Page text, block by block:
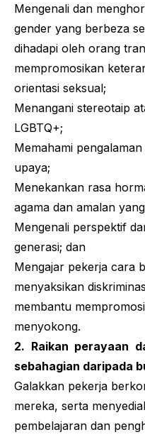
Mengenali dan
gender yang berbeza
dihadapi oleh orang
mempromosikan
orientasi seksual;
Menangani stereotaip
LGBTQ+;
Memahami
upaya;
Menekankan rasa
agama dan amalan
Mengenali perspektif
generasi; dan
Mengajar pekerja cara
menyaksikan
membantu
menyokong.
2. Raikan perayaan
sebahagian daripada
Galakkan pekerja
mereka, serta
pembelajaran dan